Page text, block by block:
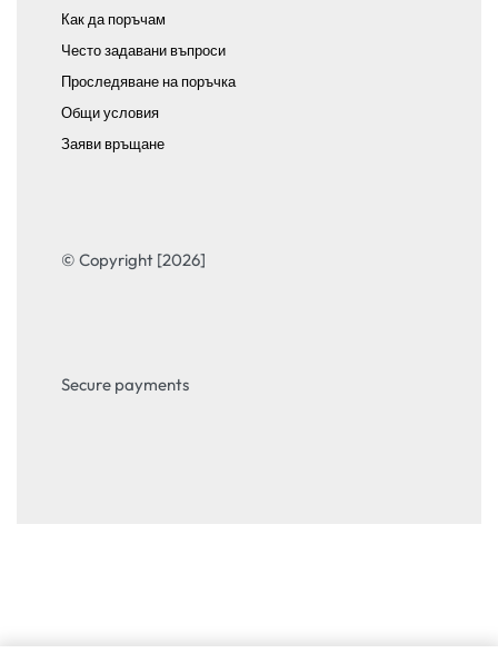
Как да поръчам
Често задавани въпроси
Проследяване на поръчка
Общи условия
Заяви връщане
© Copyright [2026]
Secure payments